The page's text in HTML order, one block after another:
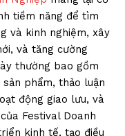
tiềm năng để tìm
và kinh nghiệm, xây
và tăng cường
thường bao gồm
phẩm, thảo luận
động giao lưu, và
Festival Doanh
kinh tế, tạo điều